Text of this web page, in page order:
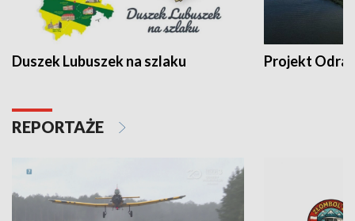
Duszek Lubuszek na szlaku Projekt Odra
REPORTAŻE